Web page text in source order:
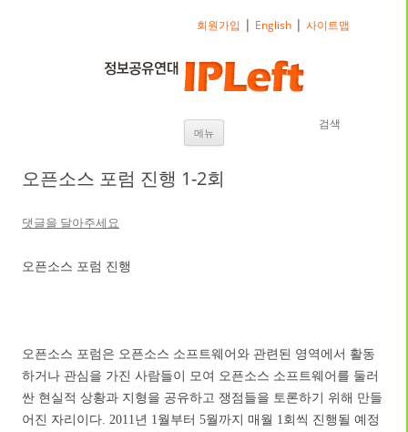
메뉴 내용으로 바로가기검색
회원가입 | English |사이트맵
오픈소스 포럼 진행 1-2회
댓글을 달아주세요
오픈소스 포럼 진행
오픈소스 포럼은 오픈소스 소프트웨어와 관련된 영역에서 활동
하거나 관심을 가진 사람들이 모여 오픈소스 소프트웨어를 둘러
싼 현실적 상황과 지형을 공유하고 쟁점들을 토론하기 위해 만들
어진 자리이다. 2011년 1월부터 5월까지 매월 1회씩 진행될 예정